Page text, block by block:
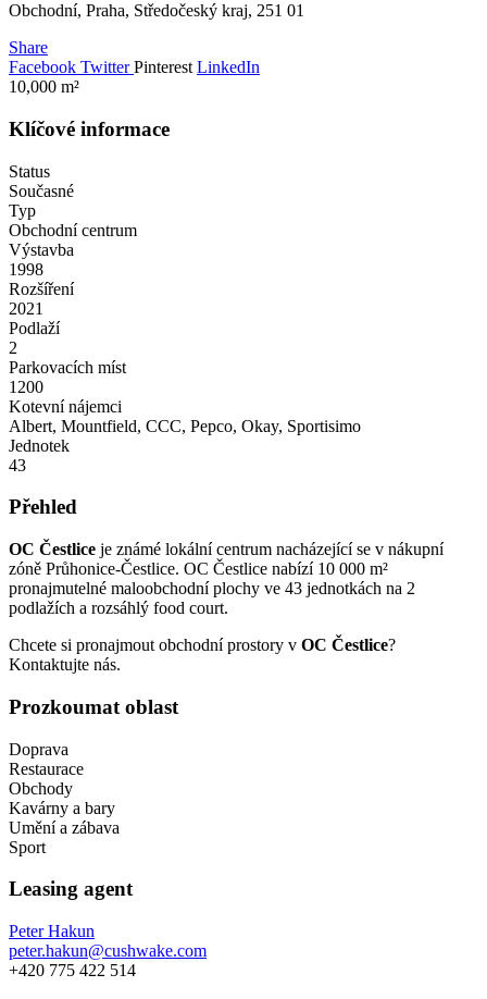
Obchodní, Praha, Středočeský kraj, 251 01
Share
Facebook TwitterPinterest LinkedIn
10,000 m²
Klíčové informace
Status
Současné
Typ
Obchodní centrum
Výstavba
1998
Rozšíření
2021
Podlaží
2
Parkovacích míst
1200
Kotevní nájemci
Albert, Mountfield, CCC, Pepco, Okay, Sportisimo
Jednotek
43
Přehled
OC Čestlice je známé lokální centrum nacházející se v nákupní
zóně Průhonice-Čestlice. OC Čestlice nabízí 10 000 m²
pronajmutelné maloobchodní plochy ve 43 jednotkách na 2
podlažích a rozsáhlý food court.
Chcete si pronajmout obchodní prostory v OC Čestlice?
Kontaktujte nás.
Prozkoumat oblast
Doprava
Restaurace
Obchody
Kavárny a bary
Umění a zábava
Sport
Leasing agent
Peter Hakun
peter.hakun@cushwake.com
+420 775 422 514